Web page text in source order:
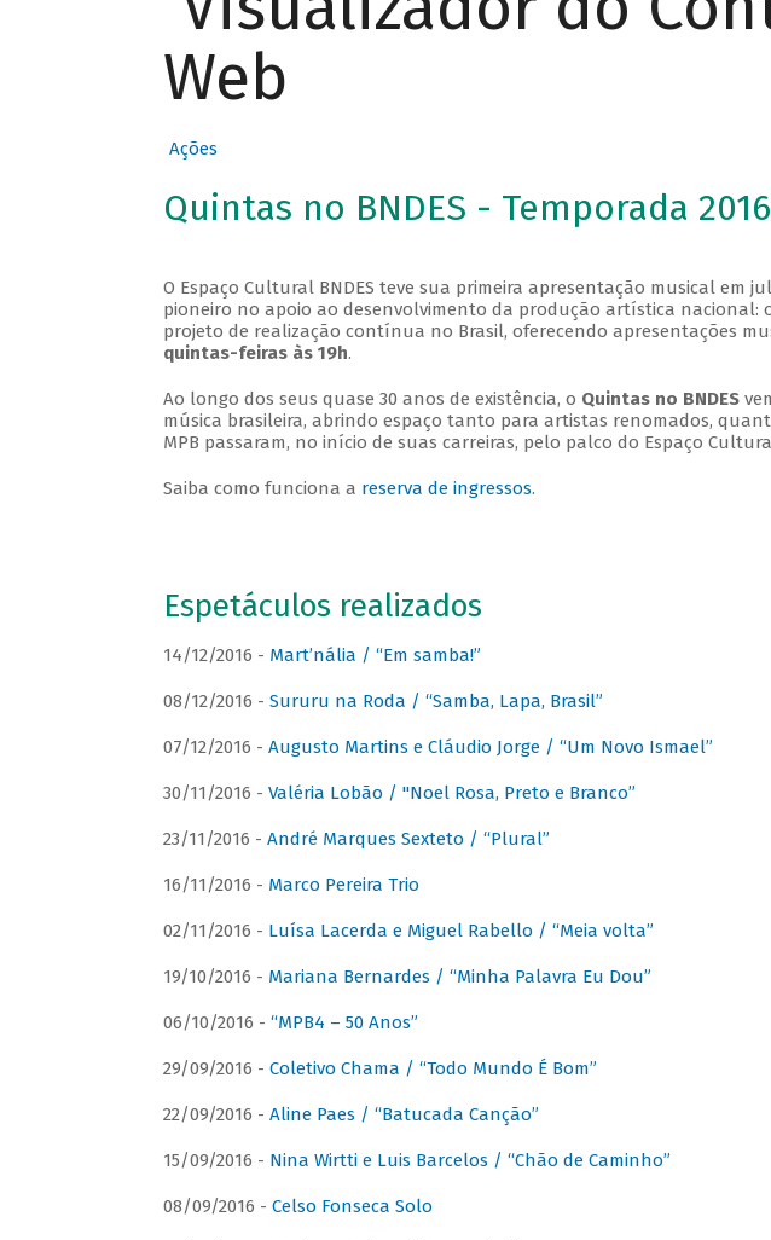
Web
Ações
Quintas no BNDES - Temporada 2016
O Espaço Cultural BNDES teve sua primeira apresentação musical em
pioneiro no apoio ao desenvolvimento da produção artística nacional:
projeto de realização contínua no Brasil, oferecendo apresentações
quintas-feiras às 19h.
Ao longo dos seus quase 30 anos de existência, o Quintas no BNDES
música brasileira, abrindo espaço tanto para artistas renomados,
MPB passaram, no início de suas carreiras, pelo palco do Espaço
Saiba como funciona a reserva de ingressos.
Espetáculos realizados
14/12/2016 - Mart’nália / “Em samba!”
08/12/2016 - Sururu na Roda / “Samba, Lapa, Brasil”
07/12/2016 - Augusto Martins e Cláudio Jorge / “Um Novo Ismael”
30/11/2016 - Valéria Lobão / "Noel Rosa, Preto e Branco”
23/11/2016 - André Marques Sexteto / “Plural”
16/11/2016 - Marco Pereira Trio
02/11/2016 - Luísa Lacerda e Miguel Rabello / “Meia volta”
19/10/2016 - Mariana Bernardes / “Minha Palavra Eu Dou”
06/10/2016 - “MPB4 – 50 Anos”
29/09/2016 - Coletivo Chama / “Todo Mundo É Bom”
22/09/2016 - Aline Paes / “Batucada Canção”
15/09/2016 - Nina Wirtti e Luis Barcelos / “Chão de Caminho”
08/09/2016 - Celso Fonseca Solo